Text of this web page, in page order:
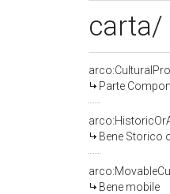
carta/
Parte
Bene Storico
Bene mobile